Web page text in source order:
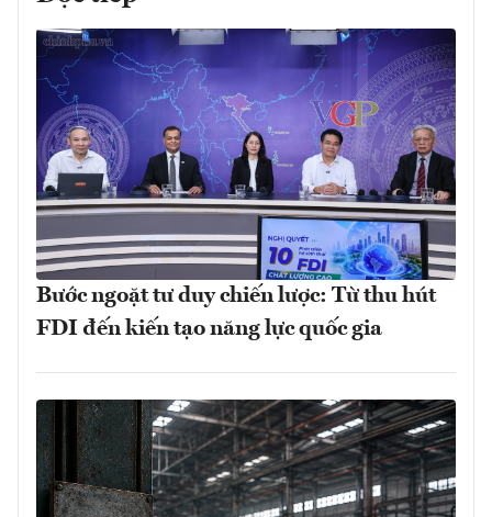
Bước ngoặt tư duy chiến lược: Từ thu hút
FDI đến kiến tạo năng lực quốc gia